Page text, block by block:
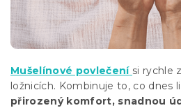
Mušelínové povlečení si rychle
ložnicích. Kombinuje to, co dnes
přirozený komfort, snadnou